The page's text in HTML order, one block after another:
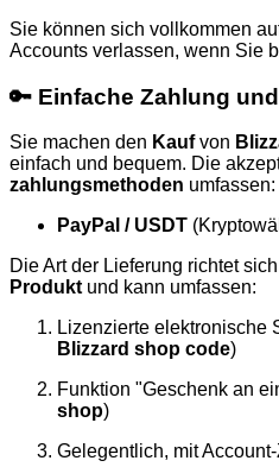
Sie können sich vollkommen
Accounts verlassen, wenn Sie
🔑 Einfache Zahlung
Sie machen den Kaufvon
einfach und bequem. Die
zahlungsmethoden umfassen:
PayPal / USDT
Die Art der Lieferung richtet
Produktund kann umfassen:
Lizenzierte elektronische
Blizzard shop code)
Funktion "Geschenk an
shop)
Gelegentlich, mit